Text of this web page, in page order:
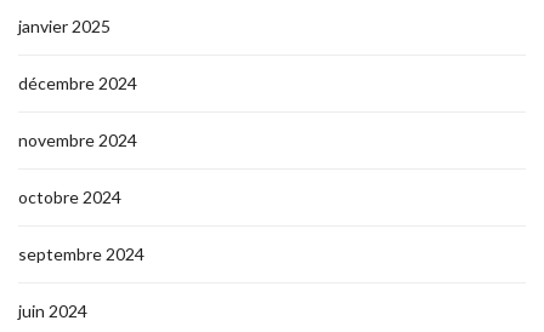
janvier 2025
décembre 2024
novembre 2024
octobre 2024
septembre 2024
juin 2024